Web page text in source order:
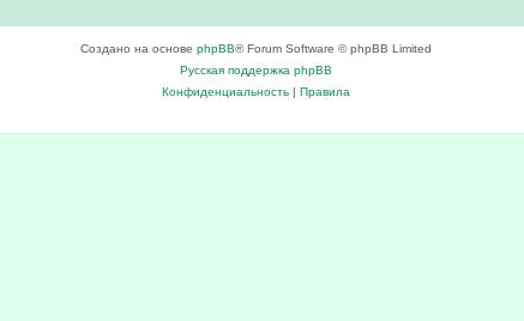
Создано на основе phpBB® Forum Software © phpBB Limited
Русская поддержка phpBB
Конфиденциальность| Правила